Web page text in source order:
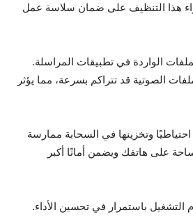
هذا التنظيف على ضمان سلاسة عمل
الواردة في تطبيقات المراسلة.
الصوتية قد تتراكم بسرعة، مما يؤثر
وتخزينها في السحابة ممارسة
على هاتفك ويضمن أمانًا أكبر
التشغيل باستمرار في تحسين الأداء.